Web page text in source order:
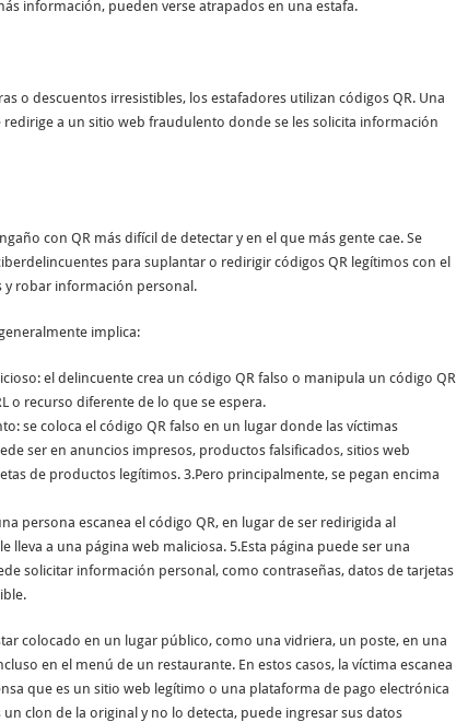
información, pueden verse atrapados en una estafa.
o descuentos irresistibles, los estafadores utilizan códigos QR. Una
redirige a un sitio web fraudulento donde se les solicita información
con QR más difícil de detectar y en el que más gente cae. Se
para suplantar o redirigir códigos QR legítimos con el
y robar información personal.
implica:
el delincuente crea un código QR falso o manipula un código QR
o recurso diferente de lo que se espera.
se coloca el código QR falso en un lugar donde las víctimas
ser en anuncios impresos, productos falsificados, sitios web
de productos legítimos. 3.Pero principalmente, se pegan encima
persona escanea el código QR, en lugar de ser redirigida al
lleva a una página web maliciosa. 5.Esta página puede ser una
solicitar información personal, como contraseñas, datos de tarjetas
colocado en un lugar público, como una vidriera, un poste, en una
en el menú de un restaurante. En estos casos, la víctima escanea
que es un sitio web legítimo o una plataforma de pago electrónica
un clon de la original y no lo detecta, puede ingresar sus datos